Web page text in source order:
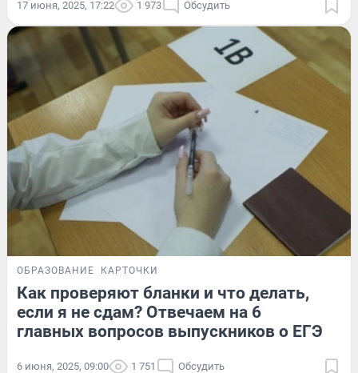
17 июня, 2025, 17:22 1 973 Обсудить
ОБРАЗОВАНИЕ КАРТОЧКИ
Как проверяют бланки и что делать,
если я не сдам? Отвечаем на 6
главных вопросов выпускников о ЕГЭ
6 июня, 2025, 09:00 1 751 Обсудить